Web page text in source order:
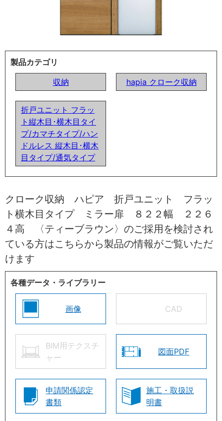
製品カテゴリ
収納
hapia クローク収納
折戸ユニット フラッ
ト縦木目･横木目タイ
プ/カマチタイプ/ハン
ドルレス 縦木目･横木
目タイプ/通気タイプ
クローク収納 ハピア 折戸ユニット フラッ
ト横木目タイプ ミラー扉 ８２２幅 ２２６
４高 〈ティーブラウン〉のご採用を検討され
ている方はこちらから製品の情報がご覧いただ
けます
各種データ・ライブラリー
画像 CAD
BIM用テクスチ
ャー
図面PDF
申請関係認定
書類
施工・取扱説
明書